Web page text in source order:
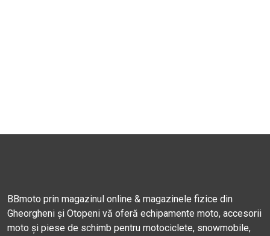
BBmoto prin magazinul online & magazinele fizice din
Gheorgheni și Otopeni vă oferă echipamente moto, accesorii
moto și piese de schimb pentru motociclete, snowmobile,